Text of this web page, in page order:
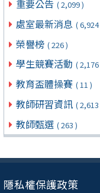
重要公告 ( 2,099 )
處室最新消息 ( 6,924
榮譽榜 ( 226 )
學生競賽活動 ( 2,176
教育盃體操賽 ( 11 )
教師研習資訊 ( 2,613
教師甄選 ( 263 )
隱私權保護政策